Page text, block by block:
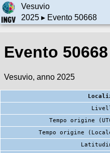
Vesuvio
2025▸ Evento 50668
Evento 50668
Vesuvio, anno 2025
Tempo origine
Tempo origine